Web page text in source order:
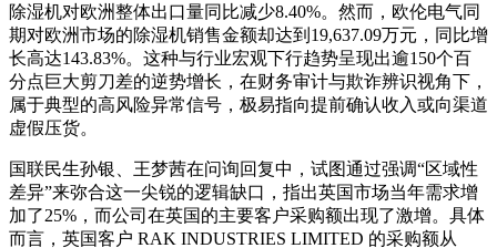
除湿机对欧洲整体出口量同比减少8.40%。然而，欧伦电气同
期对欧洲市场的除湿机销售金额却达到19,637.09万元，同比增
长高达143.83%。这种与行业宏观下行趋势呈现出逾150个百
分点巨大剪刀差的逆势增长，在财务审计与欺诈辨识视角下，
属于典型的高风险异常信号，极易指向提前确认收入或向渠道
虚假压货。
国联民生孙银、王梦茜在问询回复中，试图通过强调“区域性
差异”来弥合这一尖锐的逻辑缺口，指出英国市场当年需求增
加了25%，而公司在英国的主要客户采购额出现了激增。具体
而言，英国客户 RAK INDUSTRIES LIMITED 的采购额从